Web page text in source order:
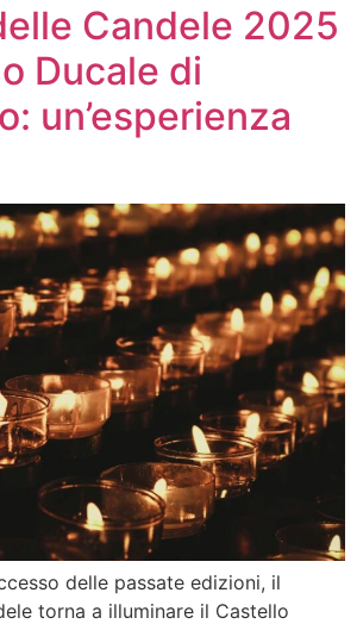
Candele 2025
Ducale di
un’esperienza
delle passate edizioni, il
torna a illuminare il Castello